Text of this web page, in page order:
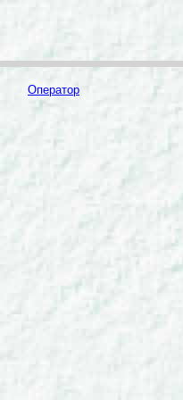
Оператор